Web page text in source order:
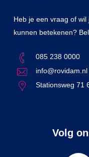
Heb je een vraag of
kunnen betekenen?
085 238 0000
info@rovidam.nl
Stationsweg 71
Volg